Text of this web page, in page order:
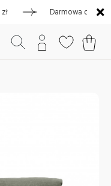
Darmowa dostawa